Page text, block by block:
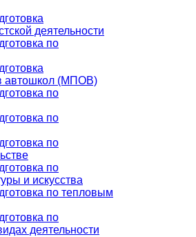
деятельности
по
автошкол (МПОВ)
по
по
по
по
и искусства
по тепловым
по
деятельности